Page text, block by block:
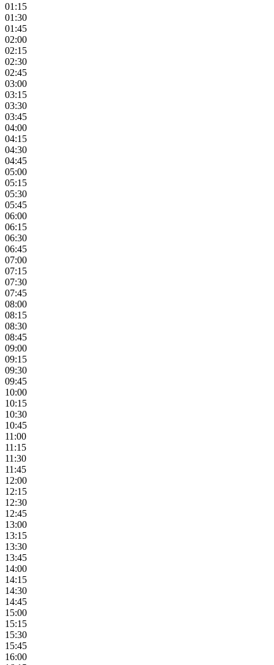
01:15
01:30
01:45
02:00
02:15
02:30
02:45
03:00
03:15
03:30
03:45
04:00
04:15
04:30
04:45
05:00
05:15
05:30
05:45
06:00
06:15
06:30
06:45
07:00
07:15
07:30
07:45
08:00
08:15
08:30
08:45
09:00
09:15
09:30
09:45
10:00
10:15
10:30
10:45
11:00
11:15
11:30
11:45
12:00
12:15
12:30
12:45
13:00
13:15
13:30
13:45
14:00
14:15
14:30
14:45
15:00
15:15
15:30
15:45
16:00